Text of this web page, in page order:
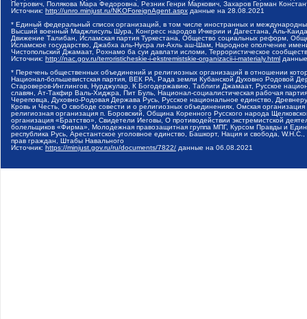
Петрович, Полякова Мара Федоровна, Резник Генри Маркович, Захаров Герман
Источник: http://unro.minjust.ru/NKOForeignAgent.aspx данные на 28.08.2021
* Единый федеральный список организаций, в том числе иностранных и
Высший военный Маджлисуль Шура, Конгресс народов Ичкерии и Дагестана, Аль-
Движение Талибан, Исламская партия Туркестана, Общество социальных реформ,
Исламское государство, Джабха аль-Нусра ли-Ахль аш-Шам, Народное ополчение
Чистопольский Джамаат, Рохнамо ба суи давлати исломи, Террористическое
Источник: http://nac.gov.ru/terroristicheskie-i-ekstremistskie-organizacii-i-materialy.html
* Перечень общественных объединений и религиозных организаций в отношении
Национал-большевистская партия, ВЕК РА, Рада земли Кубанской Духовно Родовой
Староверов-Инглингов, Нурджулар, К Богодержавию, Таблиги Джамаат, Русское
славян, Ат-Такфир Валь-Хиджра, Пит Буль, Национал-социалистическая рабочая
Череповца, Духовно-Родовая Держава Русь, Русское национальное единство,
Кровь и Честь, О свободе совести и о религиозных объединениях, Омская
религиозная организация п. Боровский, Община Коренного Русского народа
организация «Братство», Свидетели Иеговы, О противодействии экстремистской
болельщиков «Фирма», Молодежная правозащитная группа МПГ, Курсом Правды и
республика Русь, Арестантское уголовное единство, Башкорт, Нация и свобода,
прав граждан, Штабы Навального
Источник: https://minjust.gov.ru/ru/documents/7822/ данные на 06.08.2021